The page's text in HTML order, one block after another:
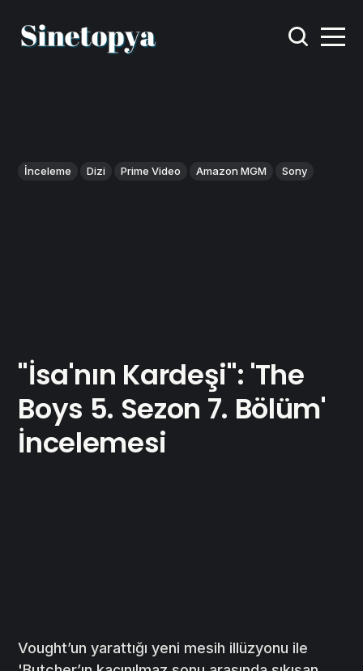
İnceleme Dizi Prime Video Amazon MGM Sony
"İsa'nın Kardeşi": 'The
Boys 5. Sezon 7. Bölüm'
İncelemesi
Vought’un yarattığı yeni mesih illüzyonu ile